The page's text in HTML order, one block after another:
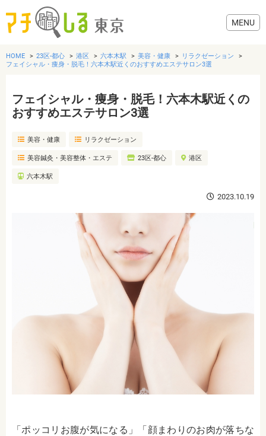
グルメ
美容・健康
歯医者・病院
HOME 23区-都心 港区 六本木駅 美容・健康
リラクゼーション
フェイシャル・痩身・脱毛！六本木駅近くのおすすめエステサロン3選
フェイシャル・痩身・脱毛！六本木駅近くの
おすすめエステサロン3選
美容・健康 リラクゼーション
美容鍼灸・美容整体・エステ 23区-都心 港区
六本木駅
2023.10.19
「ポッコリお腹が気になる」「顔まわりのお肉が落ちな